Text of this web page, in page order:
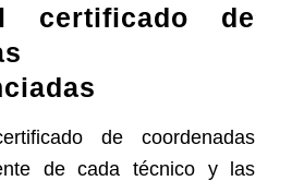
certificado de
de coordenadas
de cada técnico y las